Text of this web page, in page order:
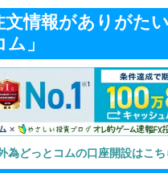
文情報がありがた
」
為どっとコムの口座開設はこ